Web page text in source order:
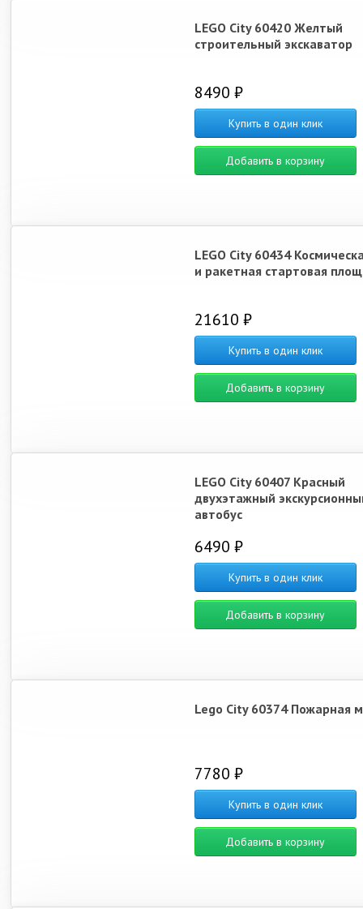
LEGO City 60420 Желтый
строительный экскаватор
8490 ₽
Купить в один клик
Добавить в корзину
LEGO City 60434
и ракетная стартовая
21610 ₽
Купить в один клик
Добавить в корзину
LEGO City 60407 Красный
двухэтажный
автобус
6490 ₽
Купить в один клик
Добавить в корзину
Lego City 60374 Пожарная
7780 ₽
Купить в один клик
Добавить в корзину